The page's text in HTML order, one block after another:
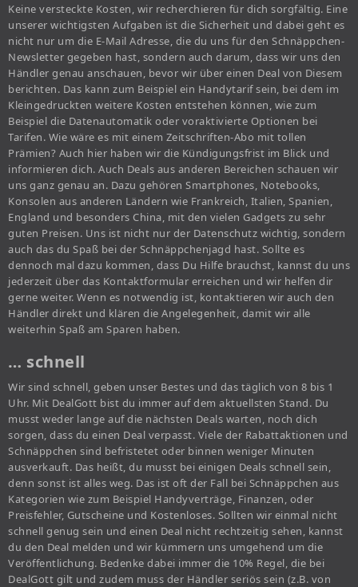
Keine versteckte Kosten, wir recherchieren für dich sorgfältig. Eine
unserer wichtigsten Aufgaben ist die Sicherheit und dabei geht es
nicht nur um die E-Mail Adresse, die du uns für den Schnäppchen-
Newsletter gegeben hast, sondern auch darum, dass wir uns den
Händler genau anschauen, bevor wir über einen Deal von Diesem
berichten. Das kann zum Beispiel ein Handytarif sein, bei dem im
Kleingedruckten weitere Kosten entstehen können, wie zum
Beispiel die Datenautomatik oder voraktivierte Optionen bei
Tarifen. Wie wäre es mit einem Zeitschriften-Abo mit tollen
Prämien? Auch hier haben wir die Kündigungsfrist im Blick und
informieren dich. Auch Deals aus anderen Bereichen schauen wir
uns ganz genau an. Dazu gehören Smartphones, Notebooks,
Konsolen aus anderen Ländern wie Frankreich, Italien, Spanien,
England und besonders China, mit den vielen Gadgets zu sehr
guten Preisen. Uns ist nicht nur der Datenschutz wichtig, sondern
auch das du Spaß bei der Schnäppchenjagd hast. Sollte es
dennoch mal dazu kommen, dass Du Hilfe brauchst, kannst du uns
jederzeit über das Kontaktformular erreichen und wir helfen dir
gerne weiter. Wenn es notwendig ist, kontaktieren wir auch den
Händler direkt und klären die Angelegenheit, damit wir alle
weiterhin Spaß am Sparen haben.
… schnell
Wir sind schnell, geben unser Bestes und das täglich von 8 bis 1
Uhr. Mit DealGott bist du immer auf dem aktuellsten Stand. Du
musst weder lange auf die nächsten Deals warten, noch dich
sorgen, dass du einen Deal verpasst. Viele der Rabattaktionen und
Schnäppchen sind befristetet oder binnen weniger Minuten
ausverkauft. Das heißt, du musst bei einigen Deals schnell sein,
denn sonst ist alles weg. Das ist oft der Fall bei Schnäppchen aus
Kategorien wie zum Beispiel Handyverträge, Finanzen, oder
Preisfehler, Gutscheine und Kostenloses. Sollten wir einmal nicht
schnell genug sein und einen Deal nicht rechtzeitig sehen, kannst
du den Deal melden und wir kümmern uns umgehend um die
Veröffentlichung. Bedenke dabei immer die 10% Regel, die bei
DealGott gilt und zudem muss der Händler seriös sein (z.B. von